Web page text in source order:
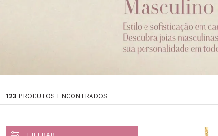
123 PRODUTOS ENCONTRADOS